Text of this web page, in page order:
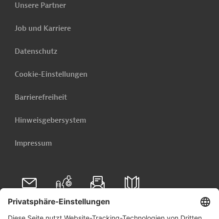
aus der ganzen Welt - direkt in Ihr Postfach.
Unsere Partner
Job und Karriere
Datenschutz
Cookie-Einstellungen
Barrierefreiheit
Hinweisgebersystem
Impressum